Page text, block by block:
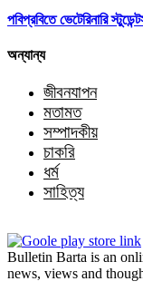
পবিপ্রবিতে ভেটেরিনারি
অন্যান্য
জীবনযাপন
মতামত
সম্পাদকীয়
চাকরি
ধর্ম
সাহিত্য
Bulletin Barta is an
news, views and